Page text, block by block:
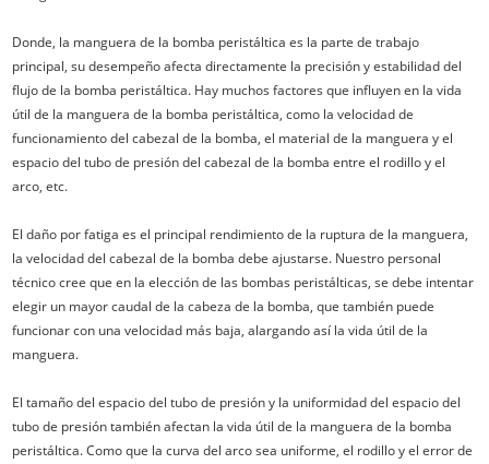
Donde, la manguera de la bomba peristáltica es la parte de trabajo
principal, su desempeño afecta directamente la precisión y estabilidad del
flujo de la bomba peristáltica. Hay muchos factores que influyen en la vida
útil de la manguera de la bomba peristáltica, como la velocidad de
funcionamiento del cabezal de la bomba, el material de la manguera y el
espacio del tubo de presión del cabezal de la bomba entre el rodillo y el
arco, etc.
El daño por fatiga es el principal rendimiento de la ruptura de la manguera,
la velocidad del cabezal de la bomba debe ajustarse. Nuestro personal
técnico cree que en la elección de las bombas peristálticas, se debe intentar
elegir un mayor caudal de la cabeza de la bomba, que también puede
funcionar con una velocidad más baja, alargando así la vida útil de la
manguera.
El tamaño del espacio del tubo de presión y la uniformidad del espacio del
tubo de presión también afectan la vida útil de la manguera de la bomba
peristáltica. Como que la curva del arco sea uniforme, el rodillo y el error de